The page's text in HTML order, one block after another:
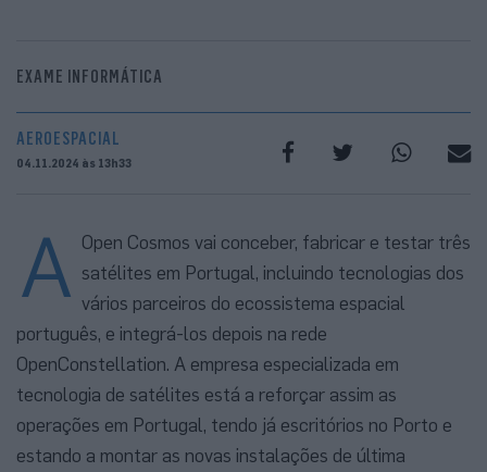
EXAME INFORMÁTICA
AEROESPACIAL
04.11.2024 às 13h33
A Open Cosmos vai conceber, fabricar e testar três
satélites em Portugal, incluindo tecnologias dos
vários parceiros do ecossistema espacial
português, e integrá-los depois na rede
OpenConstellation. A empresa especializada em
tecnologia de satélites está a reforçar assim as
operações em Portugal, tendo já escritórios no Porto e
estando a montar as novas instalações de última